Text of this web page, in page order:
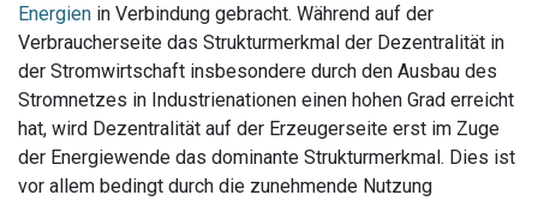
Energien in Verbindung gebracht. Während auf der
Verbraucherseite das Strukturmerkmal der Dezentralität in
der Stromwirtschaft insbesondere durch den Ausbau des
Stromnetzes in Industrienationen einen hohen Grad erreicht
hat, wird Dezentralität auf der Erzeugerseite erst im Zuge
der Energiewende das dominante Strukturmerkmal. Dies ist
vor allem bedingt durch die zunehmende Nutzung